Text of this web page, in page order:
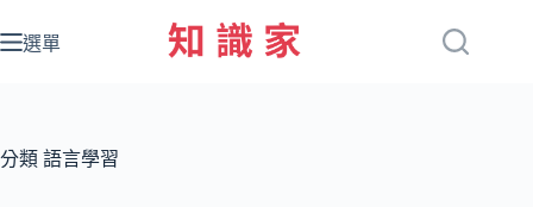
至
容
選單
分類 語言學習